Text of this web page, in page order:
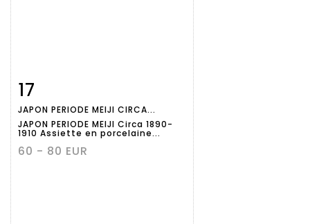
détaillée
17
JAPON PERIODE MEIJI CIRCA...
JAPON PERIODE MEIJI Circa 1890-
1910 Assiette en porcelaine...
60 - 80 EUR